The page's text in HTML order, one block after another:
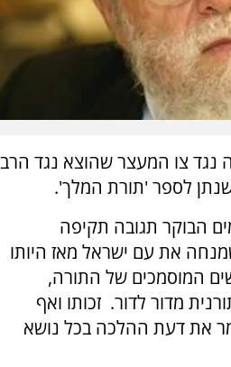
נגד צו המעצר שהוצא נגד הרב
לספר 'תורת המלך'.
הבוקר תגובה תקיפה
את עם ישראל מאז היותו
המוסמכים של התורה,
מדור לדור. זכותו ואף
את דעת ההלכה בכל נושא